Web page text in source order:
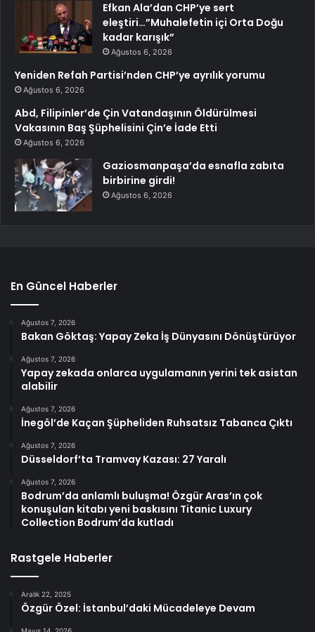
Efkan Ala’dan CHP’ye sert
eleştiri…”Muhalefetin içi Orta Doğu
kadar karışık”
Ağustos 6, 2026
Yeniden Refah Partisi’nden CHP’ye ayrılık yorumu
Ağustos 6, 2026
Abd, Filipinler’de Çin Vatandaşının Öldürülmesi
Vakasının Baş Şüphelisini Çin’e İade Etti
Ağustos 6, 2026
Gaziosmanpaşa’da esnafla zabıta
birbirine girdi!
Ağustos 6, 2026
En Güncel Haberler
Ağustos 7, 2026
Bakan Göktaş: Yapay Zeka İş Dünyasını Dönüştürüyor
Ağustos 7, 2026
Yapay zekada onlarca uygulamanın yerini tek asistan
alabilir
Ağustos 7, 2026
İnegöl’de Kaçan Şüpheliden Ruhsatsız Tabanca Çıktı
Ağustos 7, 2026
Düsseldorf’ta Tramvay Kazası: 27 Yaralı
Ağustos 7, 2026
Bodrum’da anlamlı buluşma! Özgür Aras’ın çok
konuşulan kitabı yeni baskısını Titanic Luxury
Collection Bodrum’da kutladı
Rastgele Haberler
Aralık 22, 2025
Özgür Özel: İstanbul’daki Mücadeleye Devam